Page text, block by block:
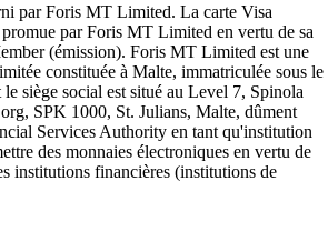
par Foris MT Limited. La carte Visa
promue par Foris MT Limited en vertu de sa
(émission). Foris MT Limited est une
constituée à Malte, immatriculée sous le
siège social est situé au Level 7, Spinola
SPK 1000, St. Julians, Malte, dûment
Services Authority en tant qu'institution
des monnaies électroniques en vertu de
institutions financières (institutions de